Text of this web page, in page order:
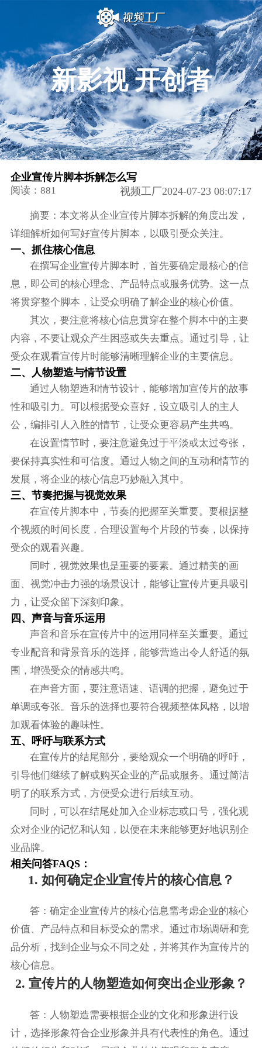
新影视 开创者
企业宣传片脚本拆解怎么写
阅读：881 视频工厂2024-07-23 08:07:17
摘要：本文将从企业宣传片脚本拆解的角度出发，
详细解析如何写好宣传片脚本，以吸引受众关注。
一、抓住核心信息
在撰写企业宣传片脚本时，首先要确定最核心的信
息，即公司的核心理念、产品特点或服务优势。这一点
将贯穿整个脚本，让受众明确了解企业的核心价值。
其次，要注意将核心信息贯穿在整个脚本中的主要
内容，不要让观众产生困惑或失去重点。通过引导，让
受众在观看宣传片时能够清晰理解企业的主要信息。
二、人物塑造与情节设置
通过人物塑造和情节设计，能够增加宣传片的故事
性和吸引力。可以根据受众喜好，设立吸引人的主人
公，编排引人入胜的情节，让受众更容易产生共鸣。
在设置情节时，要注意避免过于平淡或太过夸张，
要保持真实性和可信度。通过人物之间的互动和情节的
发展，将企业的核心信息巧妙融入其中。
三、节奏把握与视觉效果
在宣传片脚本中，节奏的把握至关重要。要根据整
个视频的时间长度，合理设置每个片段的节奏，以保持
受众的观看兴趣。
同时，视觉效果也是重要的要素。通过精美的画
面、视觉冲击力强的场景设计，能够让宣传片更具吸引
力，让受众留下深刻印象。
四、声音与音乐运用
声音和音乐在宣传片中的运用同样至关重要。通过
专业配音和背景音乐的选择，能够营造出令人舒适的氛
围，增强受众的情感共鸣。
在声音方面，要注意语速、语调的把握，避免过于
单调或夸张。音乐的选择也要符合视频整体风格，以增
加观看体验的趣味性。
五、呼吁与联系方式
在宣传片的结尾部分，要给观众一个明确的呼吁，
引导他们继续了解或购买企业的产品或服务。通过简洁
明了的联系方式，方便受众进行后续互动。
同时，可以在结尾处加入企业标志或口号，强化观
众对企业的记忆和认知，以便在未来能够更好地识别企
业品牌。
相关问答FAQS：
1. 如何确定企业宣传片的核心信息？
答：确定企业宣传片的核心信息需考虑企业的核心
价值、产品特点和目标受众的需求。通过市场调研和竞
品分析，找到企业与众不同之处，并将其作为宣传片的
核心信息。
2. 宣传片的人物塑造如何突出企业形象？
答：人物塑造需要根据企业的文化和形象进行设
计，选择形象符合企业形象并具有代表性的角色。通过